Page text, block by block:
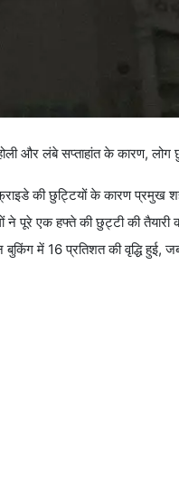
और लंबे सप्ताहांत के कारण, लोग
की छुट्टियों के कारण प्रमुख
पूरे एक हफ्ते की छुट्टी की
में 16 प्रतिशत की वृद्धि हुई,